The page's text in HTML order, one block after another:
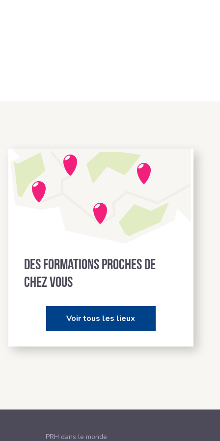
Des formations proches de
chez vous
Voir tous les lieux
PRH dans le monde